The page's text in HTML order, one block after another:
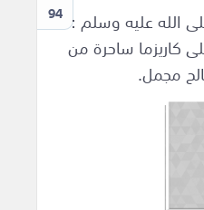
94 الله عليه وسلم :
كاريزما ساحرة من
مجمل.